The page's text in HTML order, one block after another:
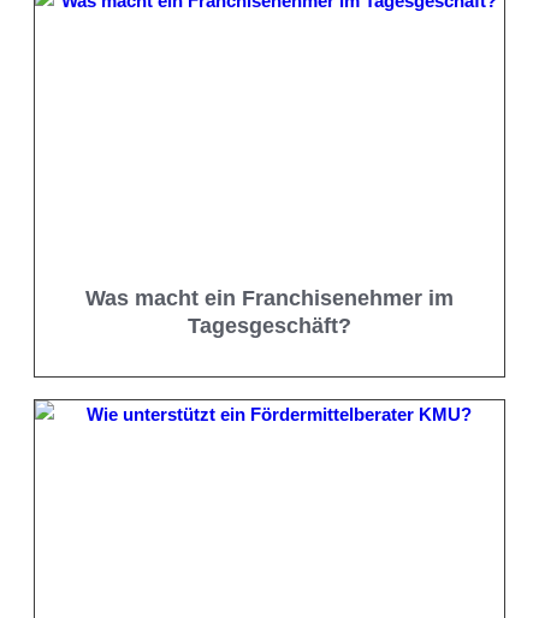
Was macht ein Franchisenehmer im
Tagesgeschäft?